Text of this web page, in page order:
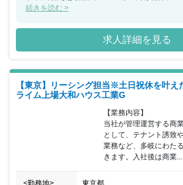
望に応える物件情報を提供しています。東京、
た、木下グループは多岐にわたるサービスを提
れらの点を踏まえながら、賃貸業務の強化を図
お待ちしています。なお、入社3ヵ月間は契約
続きを読む >
求人詳細を見る
【東京】リーシング担当※土日祝休を叶え
ライム上場大和ハウス工業G
【業務内容】
当社が管理運営する商
として、テナント誘致
業務など、多岐にわた
きます。入社後は商業...
<勤務地> 東京都